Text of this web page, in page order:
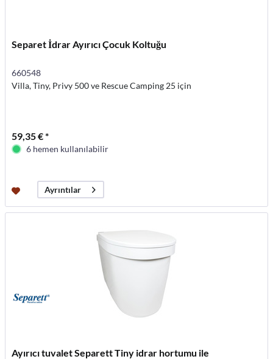
Separet İdrar Ayırıcı Çocuk Koltuğu
660548
Villa, Tiny, Privy 500 ve Rescue Camping 25 için
59,35 € *
6 hemen kullanılabilir
Ayrıntılar
Ayırıcı tuvalet Separett Tiny idrar hortumu ile